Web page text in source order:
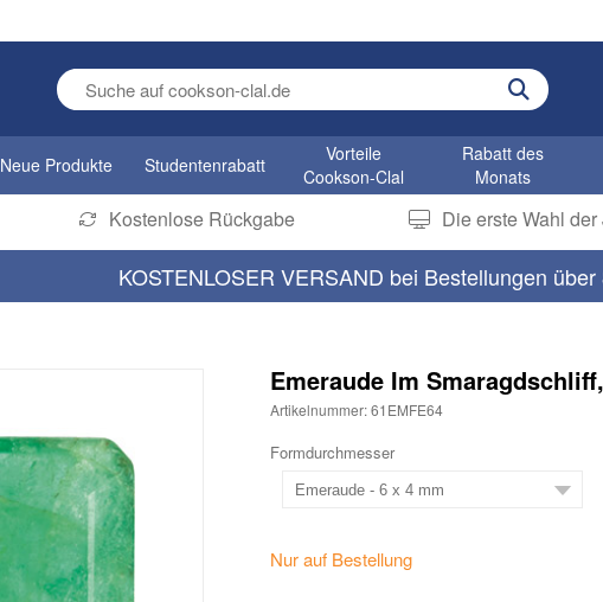
Enter search term
Neue Produkte Studentenrabatt
Vorteile
Cookson-Clal
Rabatt des
Monats
Kostenlose Rückgabe Die erste Wahl
KOSTENLOSER VERSAND bei Bestellungen über
Emeraude Im
Artikelnummer: 61EMFE64
Formdurchmesser
Nur auf Bestellung